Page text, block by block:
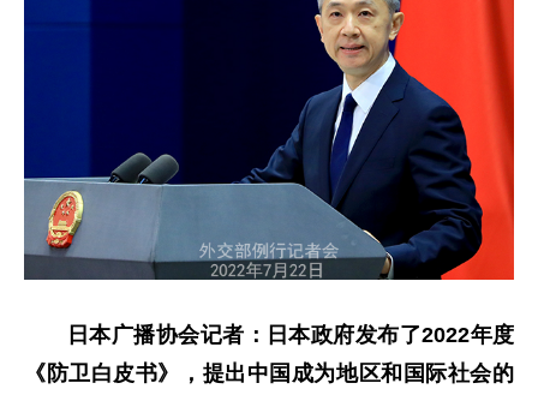
日本广播协会记者：日本政府发布了2022年度
《防卫白皮书》，提出中国成为地区和国际社会的